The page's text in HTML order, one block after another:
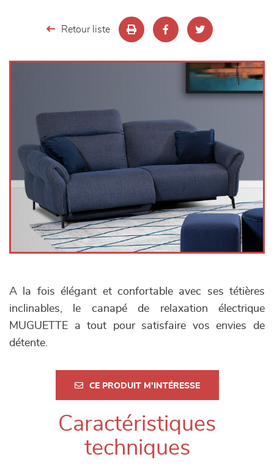
Retour liste
A la fois élégant et confortable avec ses tétières
inclinables, le canapé de relaxation électrique
MUGUETTE a tout pour satisfaire vos envies de
détente.
CE PRODUIT M'INTÉRESSE
Caractéristiques
techniques